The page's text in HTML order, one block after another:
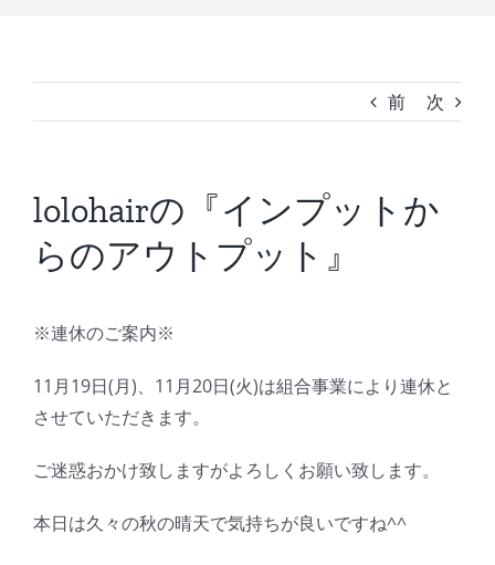
ACCESS
BLOG
Reservation
前 次
lolohairの『インプットか
らのアウトプット』
※連休のご案内※
11月19日(月)、11月20日(火)は組合事業により連休と
させていただきます。
ご迷惑おかけ致しますがよろしくお願い致します。
本日は久々の秋の晴天で気持ちが良いですね^^